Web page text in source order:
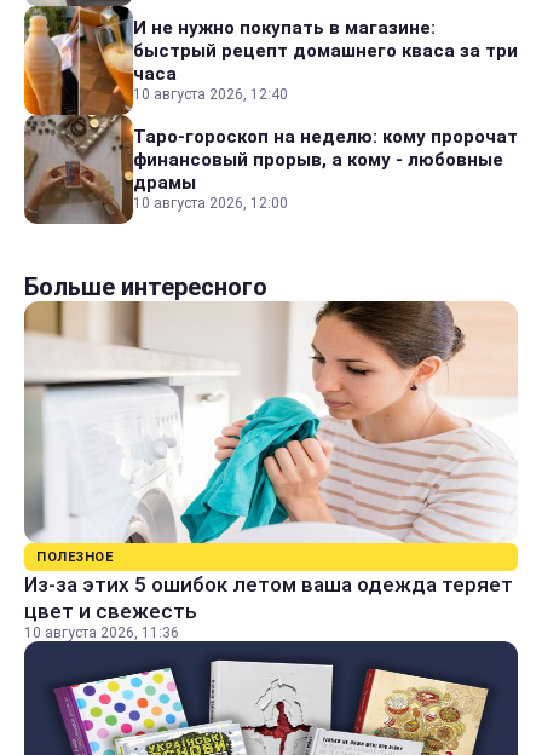
И не нужно покупать в магазине:
быстрый рецепт домашнего кваса за три
часа
10 августа 2026, 12:40
Таро-гороскоп на неделю: кому пророчат
финансовый прорыв, а кому - любовные
драмы
10 августа 2026, 12:00
Больше интересного
ПОЛЕЗНОЕ
Из-за этих 5 ошибок летом ваша одежда теряет
цвет и свежесть
10 августа 2026, 11:36